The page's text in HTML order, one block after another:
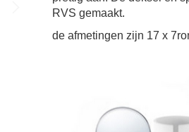
RVS gemaakt.
de afmetingen zijn 17 x